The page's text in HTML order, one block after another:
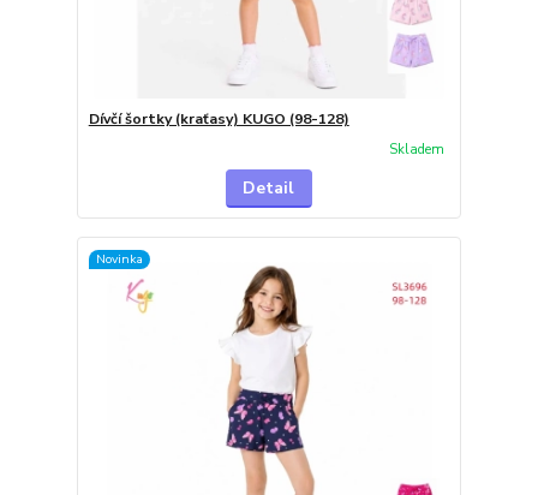
Dívčí šortky (kraťasy) KUGO (98-128)
Skladem
Detail
Novinka